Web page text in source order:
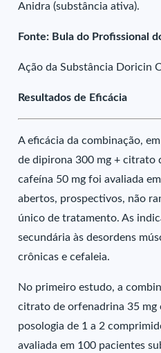
Anidra (substância ativa).
Fonte: Bula do Profissional
Ação da Substância Doricin
Resultados de Eficácia
A eficácia da combinação,
de dipirona 300 mg + citrato
cafeína 50 mg foi avaliada
abertos, prospectivos, não
único de tratamento. As
secundária às desordens
crônicas e cefaleia.
No primeiro estudo, a
citrato de orfenadrina 35 mg
posologia de 1 a 2
avaliada em 100 pacientes